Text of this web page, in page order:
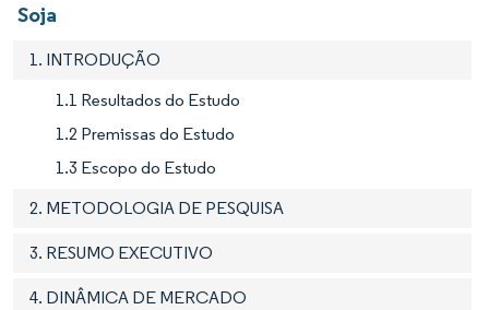
Soja
1. INTRODUÇÃO
1.1 Resultados do Estudo
1.2 Premissas do Estudo
1.3 Escopo do Estudo
2. METODOLOGIA DE PESQUISA
3. RESUMO EXECUTIVO
4. DINÂMICA DE MERCADO